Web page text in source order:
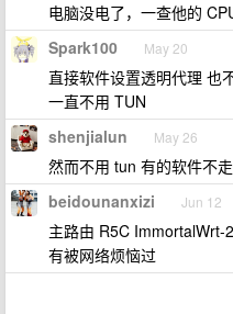
电脑没电了，一查他的
Spark100 May 20
直接软件设置透明代理 也
一直不用 TUN
shenjialun May 26
然而不用 tun 有的软件不
beidounanxizi Jun 12
主路由 R5C ImmortalWrt-
有被网络烦恼过